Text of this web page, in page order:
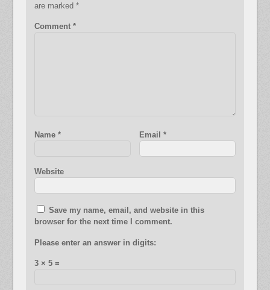
are marked*
Comment*
Name* Email *
Website
Save my name, email, and website in this
browser for the next time I comment.
Please enter an answer in digits:
3 × 5 =